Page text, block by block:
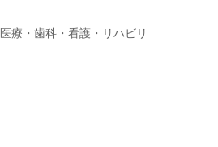
医療・歯科・看護・リハビリ